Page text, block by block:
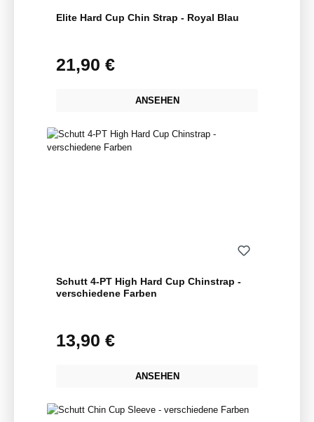
Elite Hard Cup Chin Strap - Royal Blau
Regulärer Preis:
21,90 €
ANSEHEN
Schutt 4-PT High Hard Cup Chinstrap -
verschiedene Farben
Regulärer Preis:
13,90 €
ANSEHEN